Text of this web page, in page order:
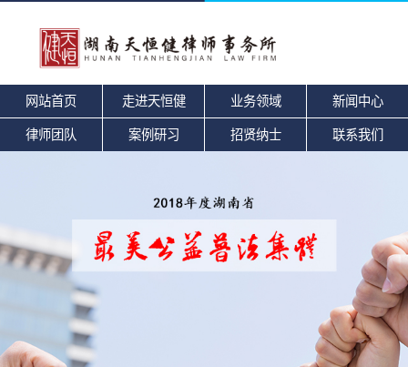
网站首页 走进天恒健 业务领域 新闻中心
律师团队 案例研习 招贤纳士 联系我们